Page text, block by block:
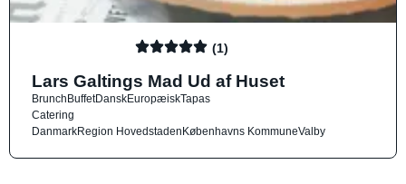
(1)
Lars Galtings Mad Ud af Huset
BrunchBuffetDanskEuropæiskTapas
Catering
DanmarkRegion HovedstadenKøbenhavns KommuneValby